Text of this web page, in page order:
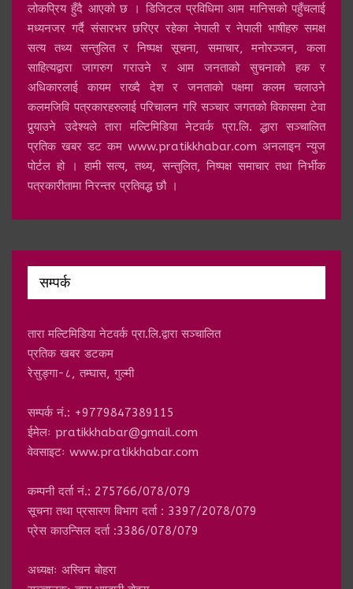
लोकप्रिय हुँदै आएको छ । डिजिटल प्रविधिमा आम मानिसको पहुँचलाई
मध्यनजर गर्दै संसारभर छरिएर रहेका नेपाली र नेपाली भाषीहरु समक्ष
सत्य तथ्य सन्तुलित र निष्पक्ष सूचना, समाचार, मनोरञ्जन, कला
साहित्यद्वारा जागरुग गराउने र आम जनताको सुचनाको हक र
अधिकारलाई कायम राख्दै देश र जनताको पक्षमा कलम चलाउने
कलमजिवि पत्रकारहरुलाई परिचालन गरि सञ्चार जगतको विकासमा टेवा
पुर्‍याउने उदेश्यले तारा मल्टिमिडिया नेटवर्क प्रा.लि. द्धारा सञ्चालित
प्रतिक खबर डट कम www.pratikkhabar.com अनलाइन न्युज
पोर्टल हो । हामी सत्य, तथ्य, सन्तुलित, निष्पक्ष समाचार तथा निर्भीक
पत्रकारीतामा निरन्तर प्रतिवद्ध छौ ।
सम्पर्क
तारा मल्टिमिडिया नेटवर्क प्रा.लि.द्वारा सञ्चालित
प्रतिक खबर डटकम
रेसुङ्गा-८, तम्घास, गुल्मी
सम्पर्क नं.: +9779847389115
ईमेलः pratikkhabar@gmail.com
वेवसाइटः www.pratikkhabar.com
कम्पनी दर्ता नं.: 275766/078/079
सूचना तथा प्रसारण विभाग दर्ता : 3397/2078/079
प्रेस काउन्सिल दर्ता :3386/078/079
अध्यक्षः अस्विन बोहरा